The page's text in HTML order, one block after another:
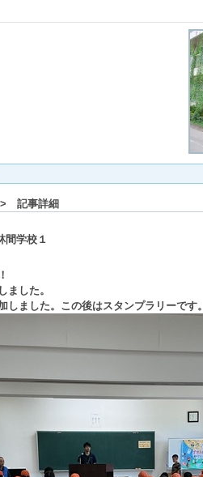
記事詳細
学校１
ました。
しました。この後はスタンプラリーです。